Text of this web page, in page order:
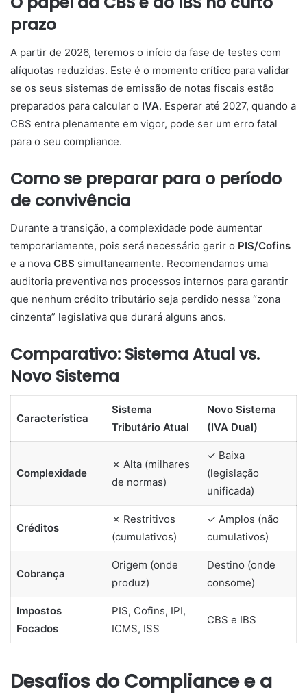
prazo
A partir de 2026, teremos o início da fase de testes com
alíquotas reduzidas. Este é o momento crítico para validar
se os seus sistemas de emissão de notas fiscais estão
preparados para calcular o IVA. Esperar até 2027, quando a
CBS entra plenamente em vigor, pode ser um erro fatal
para o seu compliance.
Como se preparar para o período
de convivência
Durante a transição, a complexidade pode aumentar
temporariamente, pois será necessário gerir o PIS/Cofins
e a nova CBS simultaneamente. Recomendamos uma
auditoria preventiva nos processos internos para garantir
que nenhum crédito tributário seja perdido nessa “zona
cinzenta” legislativa que durará alguns anos.
Comparativo: Sistema Atual vs.
Novo Sistema
Característica
Sistema
Tributário Atual
Novo Sistema
(IVA Dual)
Complexidade
✗ Alta (milhares
de normas)
✓ Baixa
(legislação
unificada)
Créditos
✗ Restritivos
(cumulativos)
✓ Amplos (não
cumulativos)
Cobrança
Origem (onde
produz)
Destino (onde
consome)
Impostos
Focados
PIS, Cofins, IPI,
ICMS, ISS
CBS e IBS
Desafios do Compliance e a